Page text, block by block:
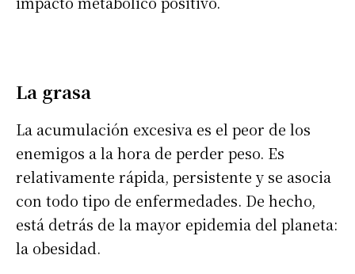
La grasa
La acumulación excesiva es el peor de los
enemigos a la hora de perder peso. Es
relativamente rápida, persistente y se asocia
con todo tipo de enfermedades. De hecho,
está detrás de la mayor epidemia del planeta:
la obesidad.